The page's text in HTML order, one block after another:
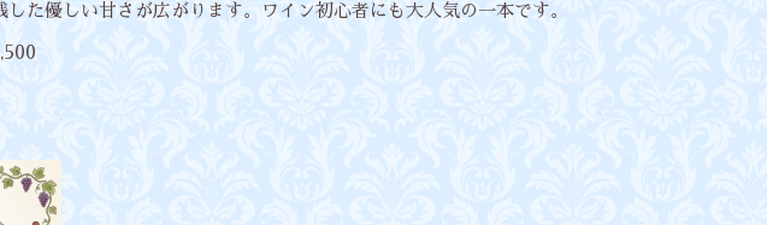
た優しい甘さが広がります。ワイン初心者にも大人気の一本です。